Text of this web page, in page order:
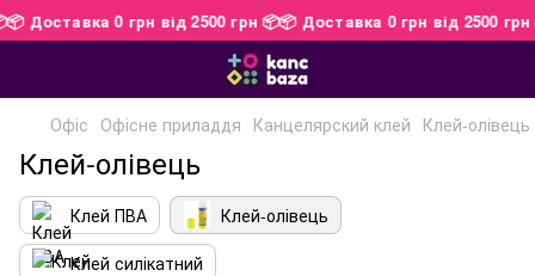
📦📦 Доставка 0 грн від 2500 грн 📦📦 Доставка 0 грн від 2500
Офіс Офісне приладдя Канцелярский клей Клей-олівець
Клей-олівець
Клей ПВА
Клей-олівець
Клей силікатний